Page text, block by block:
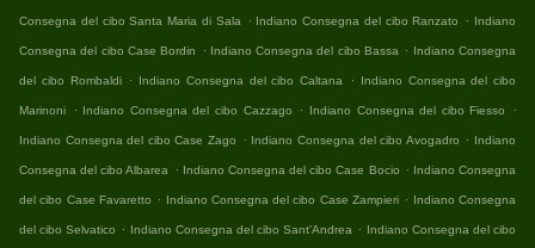
Consegna del cibo Santa Maria di Sala . Indiano Consegna del cibo Ranzato . Indiano
Consegna del cibo Case Bordin . Indiano Consegna del cibo Bassa . Indiano Consegna
del cibo Rombaldi . Indiano Consegna del cibo Caltana . Indiano Consegna del cibo
Marinoni . Indiano Consegna del cibo Cazzago . Indiano Consegna del cibo Fiesso .
Indiano Consegna del cibo Case Zago . Indiano Consegna del cibo Avogadro . Indiano
Consegna del cibo Albarea . Indiano Consegna del cibo Case Bocio . Indiano Consegna
del cibo Case Favaretto . Indiano Consegna del cibo Case Zampieri . Indiano Consegna
del cibo Selvatico . Indiano Consegna del cibo Sant'Andrea . Indiano Consegna del cibo